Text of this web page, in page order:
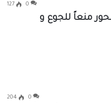
0
127
منعاً للجوع و
0
204